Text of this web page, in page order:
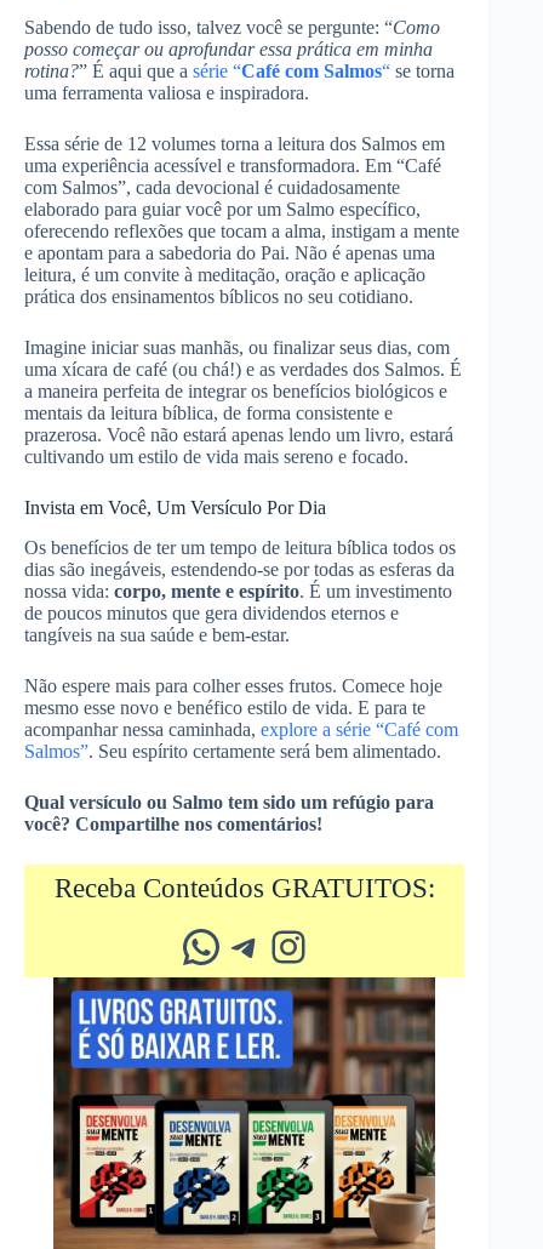
Sabendo de tudo isso, talvez você se pergunte: “Como
posso começar ou aprofundar essa prática em minha
rotina?” É aqui que a série “Café com Salmos“ se torna
uma ferramenta valiosa e inspiradora.
Essa série de 12 volumes torna a leitura dos Salmos em
uma experiência acessível e transformadora. Em “Café
com Salmos”, cada devocional é cuidadosamente
elaborado para guiar você por um Salmo específico,
oferecendo reflexões que tocam a alma, instigam a mente
e apontam para a sabedoria do Pai. Não é apenas uma
leitura, é um convite à meditação, oração e aplicação
prática dos ensinamentos bíblicos no seu cotidiano.
Imagine iniciar suas manhãs, ou finalizar seus dias, com
uma xícara de café (ou chá!) e as verdades dos Salmos. É
a maneira perfeita de integrar os benefícios biológicos e
mentais da leitura bíblica, de forma consistente e
prazerosa. Você não estará apenas lendo um livro, estará
cultivando um estilo de vida mais sereno e focado.
Invista em Você, Um Versículo Por Dia
Os benefícios de ter um tempo de leitura bíblica todos os
dias são inegáveis, estendendo-se por todas as esferas da
nossa vida: corpo, mente e espírito. É um investimento
de poucos minutos que gera dividendos eternos e
tangíveis na sua saúde e bem-estar.
Não espere mais para colher esses frutos. Comece hoje
mesmo esse novo e benéfico estilo de vida. E para te
acompanhar nessa caminhada, explore a série “Café com
Salmos”. Seu espírito certamente será bem alimentado.
Qual versículo ou Salmo tem sido um refúgio para
você? Compartilhe nos comentários!
Receba Conteúdos GRATUITOS:
Whatsapp Telegram Instagram